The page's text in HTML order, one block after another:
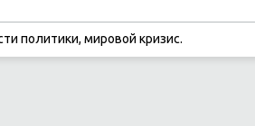
политики, мировой кризис.